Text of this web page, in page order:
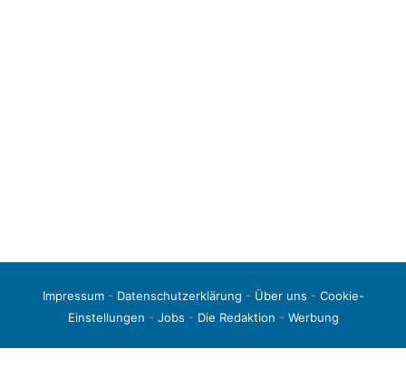
Impressum- Datenschutzerklärung - Über uns - Cookie-
Einstellungen - Jobs - Die Redaktion - Werbung